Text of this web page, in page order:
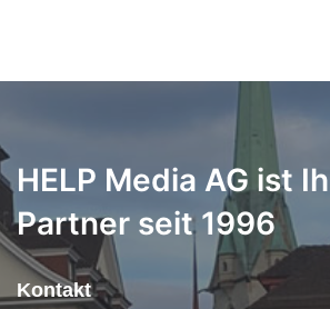
HELP Media AG ist
Partner seit 1996
Kontakt